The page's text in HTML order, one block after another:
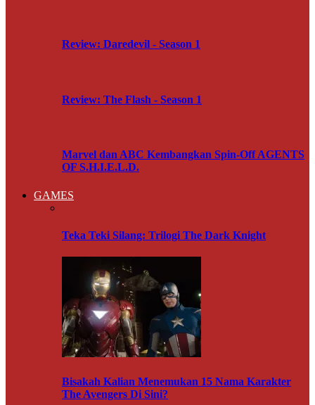
Review: Daredevil - Season 1
Review: The Flash - Season 1
Marvel dan ABC Kembangkan Spin-Off AGENTS
OF S.H.I.E.L.D.
GAMES
Teka Teki Silang: Trilogi The Dark Knight
Bisakah Kalian Menemukan 15 Nama Karakter
The Avengers Di Sini?